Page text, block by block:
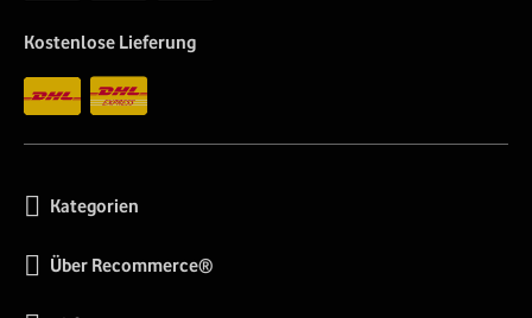
Kostenlose Lieferung
Kategorien
Über Recommerce®